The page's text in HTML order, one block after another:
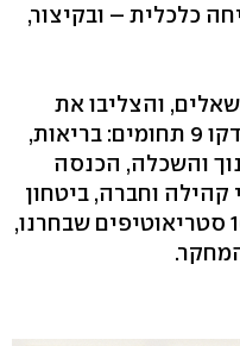
כלכלית – ובקיצור,
סקרו יותר מ־1,000 נשאלים, והצליבו את
המידע עם נתוני הלמ"ס. הם בדקו 9 תחומים: בריאות,
והשכלה, הכנסה
קהילה וחברה, ביטחון
אישי וחשיפה לפשיעה. הנה 10 סטריאוטיפים שבחרנו,